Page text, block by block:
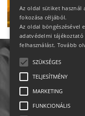
Ne
Az oldal sütiket használ
fokozása céljából.
Az oldal böngészésével
adatvédelmi tájékoztató
felhasználást. Tovább
SZÜKSÉGES
TELJESÍTMÉNY
MARKETING
FUNKCIONÁLIS